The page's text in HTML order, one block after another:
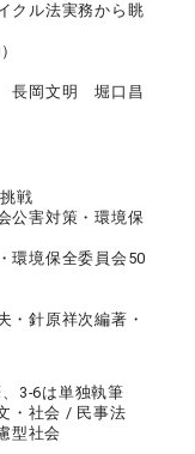
クル法実務から眺
岡文明 堀口昌
戦
公害対策・環境保
環境保全委員会50
・針原祥次編著・
3-6は単独執筆
・社会 / 民事法
型社会